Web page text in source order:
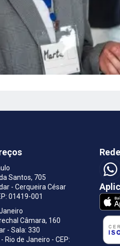
Santos, 705
- Cerqueira César
01419-001
Câmara, 160
- Sala: 330
Rio de Janeiro - CEP: